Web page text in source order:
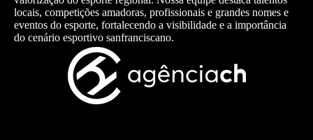
locais, competições amadoras, profissionais e grandes nomes e
eventos do esporte, fortalecendo a visibilidade e a importância
do cenário esportivo sanfranciscano.